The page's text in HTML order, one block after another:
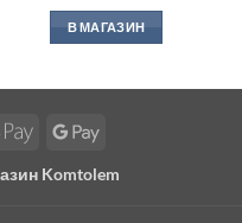
В МАГАЗИН
Apple
Google
Komtolem